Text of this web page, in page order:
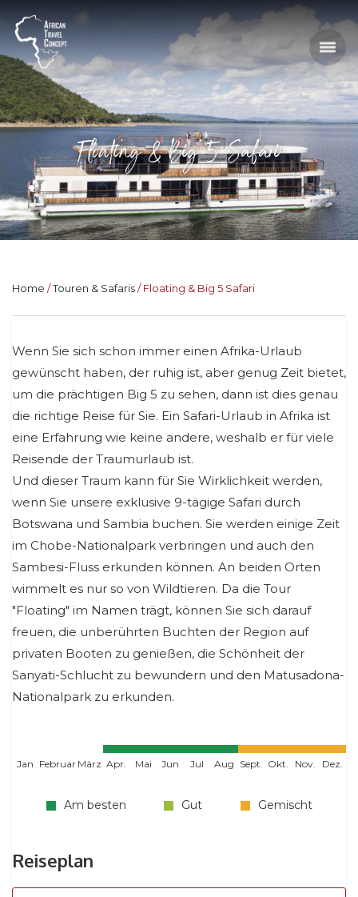
Floating & Big 5 Safari
Home Touren & Safaris Floating & Big 5 Safari
Wenn Sie sich schon immer einen Afrika-Urlaub
gewünscht haben, der ruhig ist, aber genug Zeit bietet,
um die prächtigen Big 5 zu sehen, dann ist dies genau
die richtige Reise für Sie. Ein Safari-Urlaub in Afrika ist
eine Erfahrung wie keine andere, weshalb er für viele
Reisende der Traumurlaub ist.
Und dieser Traum kann für Sie Wirklichkeit werden,
wenn Sie unsere exklusive 9-tägige Safari durch
Botswana und Sambia buchen. Sie werden einige Zeit
im Chobe-Nationalpark verbringen und auch den
Sambesi-Fluss erkunden können. An beiden Orten
wimmelt es nur so von Wildtieren. Da die Tour
"Floating" im Namen trägt, können Sie sich darauf
freuen, die unberührten Buchten der Region auf
privaten Booten zu genießen, die Schönheit der
Sanyati-Schlucht zu bewundern und den Matusadona-
Nationalpark zu erkunden.
Jan Februar März Apr. Mai Jun Jul Aug Sept. Okt. Nov. Dez.
Am besten Gut Gemischt
Reiseplan